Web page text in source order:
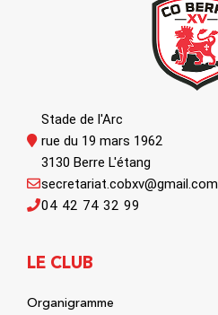
Stade de l'Arc
rue du 19 mars 1962
3130 Berre L'étang
04 42 74 32 99
secretariat.cobxv@gmail.com
LE CLUB
Organigramme